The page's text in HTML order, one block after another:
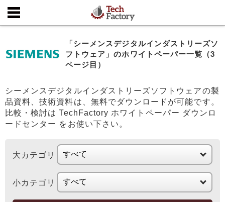
「シーメンスデジタルインダストリーズソ
フトウェア」のホワイトペーパー一覧（3
ページ目）
シーメンスデジタルインダストリーズソフトウェアの製
品資料、技術資料は、無料でダウンロードが可能です。
比較・検討は TechFactory ホワイトペーパー ダウンロ
ードセンター をお使い下さい。
大カテゴリ
小カテゴリ